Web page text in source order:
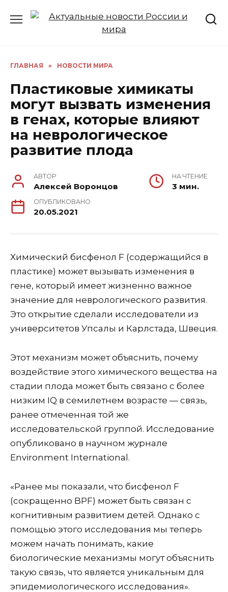
ГЛАВНАЯ » НОВОСТИ МИРА
Пластиковые химикаты
могут вызвать изменения
в генах, которые влияют
на неврологическое
развитие плода
АВТОР
Алексей Воронцов
НА ЧТЕНИЕ
3 мин.
ОПУБЛИКОВАНО
20.05.2021
Химический бисфенол F (содержащийся в
пластике) может вызывать изменения в
гене, который имеет жизненно важное
значение для неврологического развития.
Это открытие сделали исследователи из
университетов Упсалы и Карлстада, Швеция.
Этот механизм может объяснить, почему
воздействие этого химического вещества на
стадии плода может быть связано с более
низким IQ в семилетнем возрасте — связь,
ранее отмеченная той же
исследовательской группой. Исследование
опубликовано в научном журнале
Environment International.
«Ранее мы показали, что бисфенол F
(сокращенно BPF) может быть связан с
когнитивным развитием детей. Однако с
помощью этого исследования мы теперь
можем начать понимать, какие
биологические механизмы могут объяснить
такую ​​связь, что является уникальным для
эпидемиологического исследования».